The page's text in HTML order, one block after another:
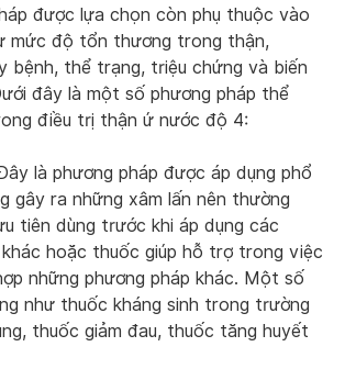
được lựa chọn còn phụ thuộc vào
mức độ tổn thương trong thận,
bệnh, thể trạng, triệu chứng và biến
đây là một số phương pháp thể
điều trị thận ứ nước độ 4:
là phương pháp được áp dụng phổ
gây ra những xâm lấn nên thường
tiên dùng trước khi áp dụng các
hoặc thuốc giúp hỗ trợ trong việc
những phương pháp khác. Một số
như thuốc kháng sinh trong trường
thuốc giảm đau, thuốc tăng huyết